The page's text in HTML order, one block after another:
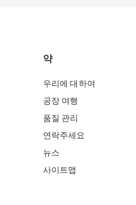
약
우리에 대하여
공장 여행
품질 관리
연락주세요
뉴스
사이트맵